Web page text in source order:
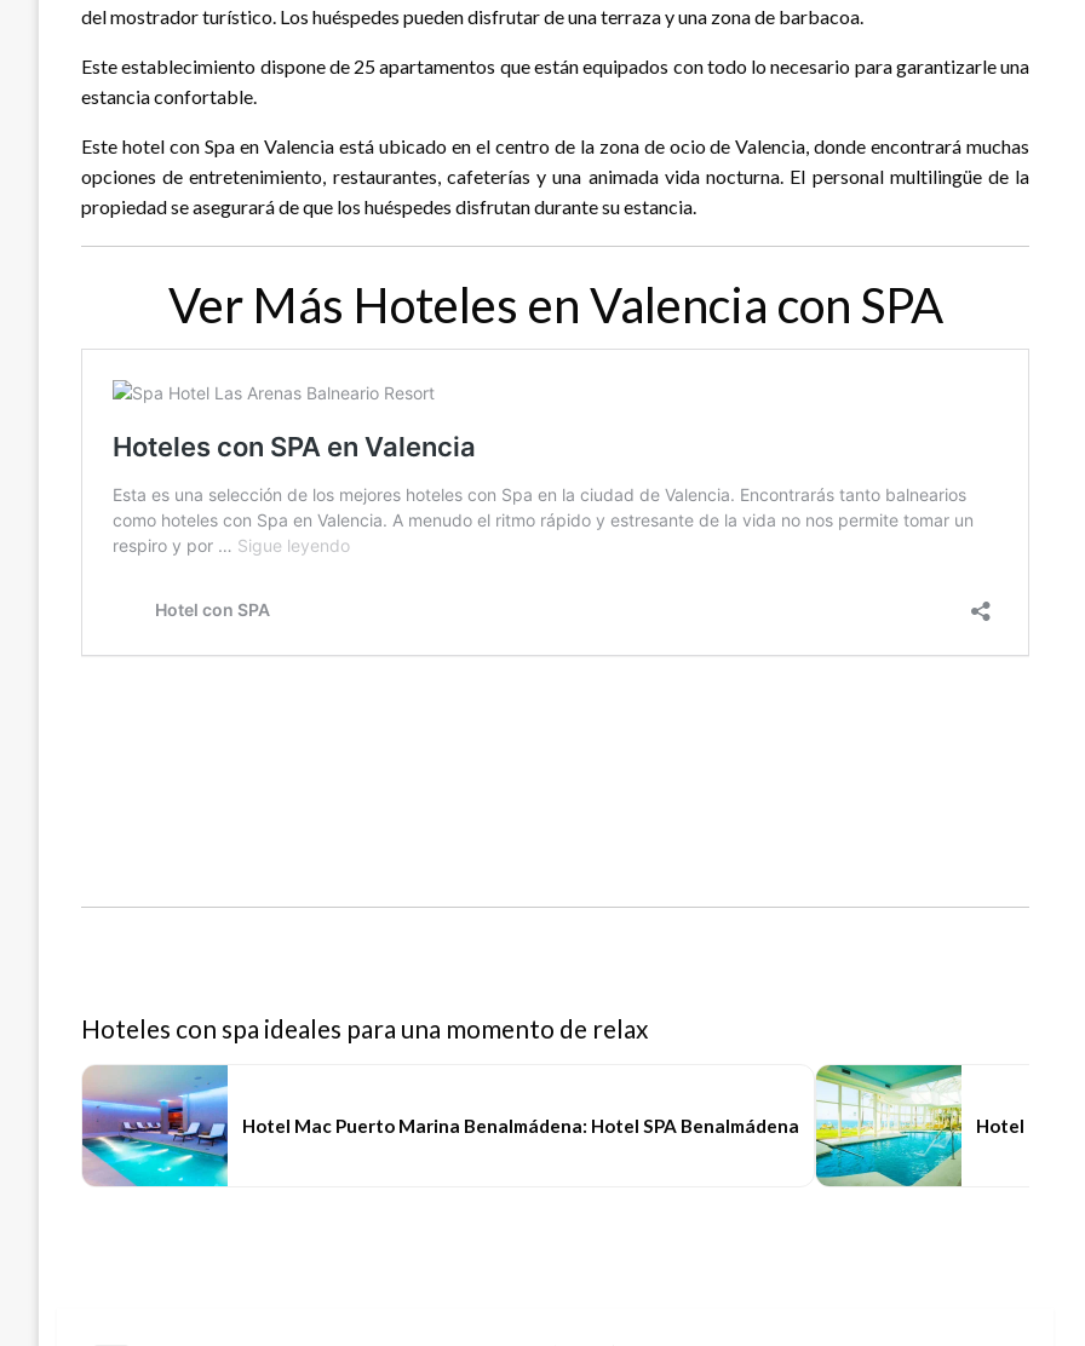
del mostrador turístico. Los huéspedes pueden disfrutar de una terraza y una zona de barbacoa.
Este establecimiento dispone de 25 apartamentos que están equipados con todo lo necesario para garantizarle una
estancia confortable.
Este hotel con Spa en Valencia está ubicado en el centro de la zona de ocio de Valencia, donde encontrará muchas
opciones de entretenimiento, restaurantes, cafeterías y una animada vida nocturna. El personal multilingüe de la
propiedad se asegurará de que los huéspedes disfrutan durante su estancia.
Ver Más Hoteles en Valencia con SPA
Hoteles con spa ideales para una momento de relax
Hotel Mac Puerto Marina Benalmádena: Hotel SPA Benalmádena Hotel